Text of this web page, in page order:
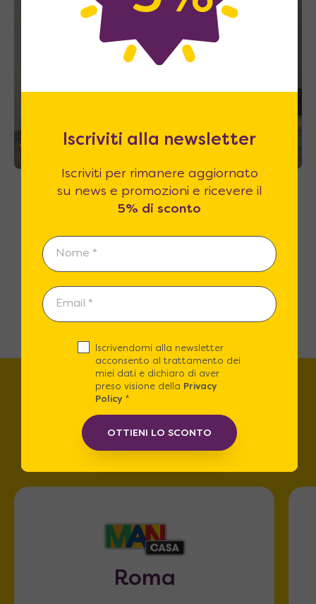
35%
Velo Uno 140 – Letto a scomparsa con
mensola antiribalta e rete 2 piazze
2
Trova lo store più vicino a
te!
Roma
Iscriviti alla newsletter
Iscriviti per rimanere aggiornato
su news e promozioni e ricevere il
5% di sconto
Iscrivendomi alla newsletter
acconsento al trattamento dei
miei dati e dichiaro di aver
preso visione della
Privacy
Policy*
OTTIENI LO SCONTO